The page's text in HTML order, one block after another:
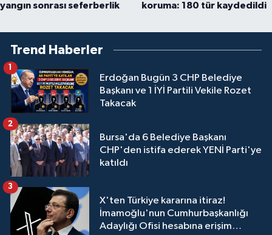
yangın sonrası seferberlik
koruma: 180 tür kaydedildi
Trend Haberler
Erdoğan Bugün 3 CHP Belediye
Başkanı ve 1 İYİ Partili Vekile Rozet
Takacak
1
Bursa'da 6 Belediye Başkanı
CHP'den istifa ederek YENİ Parti'ye
katıldı
2
X'ten Türkiye kararına itiraz!
İmamoğlu'nun Cumhurbaşkanlığı
Adaylığı Ofisi hesabına erişim
3